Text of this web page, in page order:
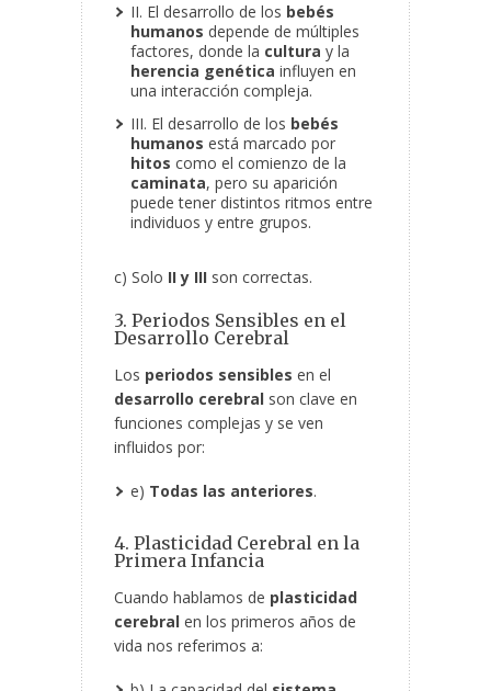
II. El desarrollo de los bebés
humanos depende de múltiples
factores, donde la cultura y la
herencia genética influyen en
una interacción compleja.
III. El desarrollo de los bebés
humanos está marcado por
hitos como el comienzo de la
caminata, pero su aparición
puede tener distintos ritmos entre
individuos y entre grupos.
c) Solo II y III son correctas.
3. Periodos Sensibles en el
Desarrollo Cerebral
Los periodos sensibles en el
desarrollo cerebral son clave en
funciones complejas y se ven
influidos por:
e) Todas las anteriores.
4. Plasticidad Cerebral en la
Primera Infancia
Cuando hablamos de plasticidad
cerebral en los primeros años de
vida nos referimos a: